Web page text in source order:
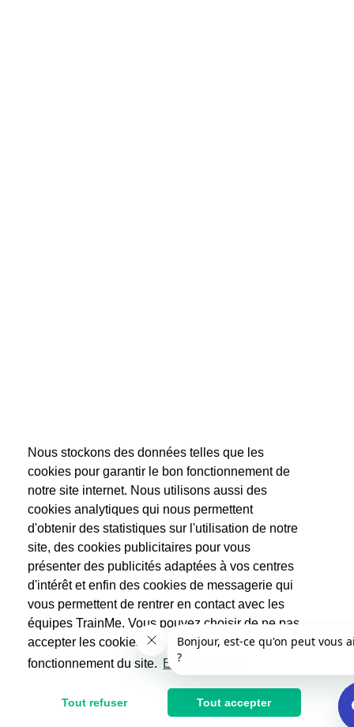
Nous stockons des données telles que les
cookies pour garantir le bon fonctionnement de
notre site internet. Nous utilisons aussi des
cookies analytiques qui nous permettent
d'obtenir des statistiques sur l'utilisation de notre
site, des cookies publicitaires pour vous
présenter des publicités adaptées à vos centres
d'intérêt et enfin des cookies de messagerie qui
vous permettent de rentrer en contact avec les
équipes TrainMe. Vous pouvez choisir de ne pas
accepter les cookies non indispensables au
fonctionnement du site. En savoir plus
Tout refuser Tout accepter